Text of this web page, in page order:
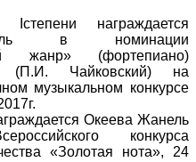
награждается
в номинации
жанр» (фортепиано)
(П.И. Чайковский) на
музыкальном конкурсе
Океева Жанель
конкурса
«Золотая нота», 24